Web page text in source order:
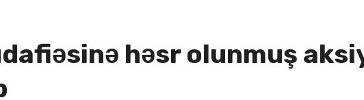
həsr olunmuş